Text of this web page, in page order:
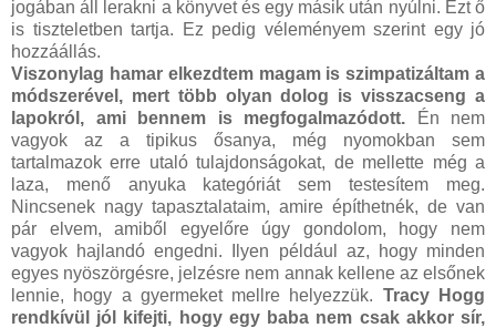
jogában áll lerakni a könyvet és egy másik után nyúlni. Ezt ő
is tiszteletben tartja. Ez pedig véleményem szerint egy jó
hozzáállás.
Viszonylag hamar elkezdtem magam is szimpatizáltam a
módszerével, mert több olyan dolog is visszacseng a
lapokról, ami bennem is megfogalmazódott.
Én nem
vagyok az a tipikus ősanya, még nyomokban sem
tartalmazok erre utaló tulajdonságokat, de mellette még a
laza, menő anyuka kategóriát sem testesítem meg.
Nincsenek nagy tapasztalataim, amire építhetnék, de van
pár elvem, amiből egyelőre úgy gondolom, hogy nem
vagyok hajlandó engedni. Ilyen például az, hogy minden
egyes nyöszörgésre, jelzésre nem annak kellene az elsőnek
lennie, hogy a gyermeket mellre helyezzük. Tracy Hogg
rendkívül jól kifejti, hogy egy baba nem csak akkor sír,